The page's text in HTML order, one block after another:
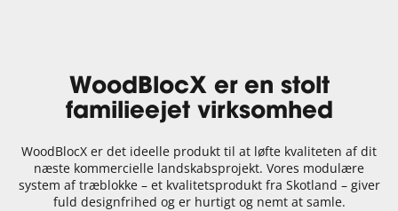
WoodBlocX er en stolt
familieejet virksomhed
WoodBlocX er det ideelle produkt til at løfte kvaliteten af dit
næste kommercielle landskabsprojekt. Vores modulære
system af træblokke – et kvalitetsprodukt fra Skotland – giver
fuld designfrihed og er hurtigt og nemt at samle.